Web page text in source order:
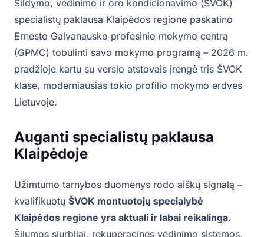
Šildymo, vėdinimo ir oro kondicionavimo (ŠVOK)
specialistų paklausa Klaipėdos regione paskatino
Ernesto Galvanausko profesinio mokymo centrą
(GPMC) tobulinti savo mokymo programą – 2026 m.
pradžioje kartu su verslo atstovais įrengė tris ŠVOK
klase, moderniausias tokio profilio mokymo erdves
Lietuvoje.
Auganti specialistų paklausa
Klaipėdoje
Užimtumo tarnybos duomenys rodo aiškų signalą –
kvalifikuotų ŠVOK montuotojų specialybė
Klaipėdos regione yra aktuali ir labai reikalinga.
Šilumos siurbliai, rekuperacinės vėdinimo sistemos,